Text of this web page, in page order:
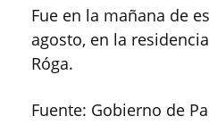
Fue en la mañana de
agosto, en la
Róga.
Fuente: Gobierno de